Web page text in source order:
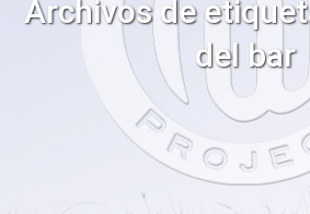
Archivos de
del bar